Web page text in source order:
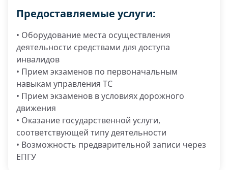
Предоставляемые услуги:
• Оборудование места осуществления
деятельности средствами для доступа
инвалидов
• Прием экзаменов по первоначальным
навыкам управления ТС
• Прием экзаменов в условиях дорожного
движения
• Оказание государственной услуги,
соответствующей типу деятельности
• Возможность предварительной записи через
ЕПГУ